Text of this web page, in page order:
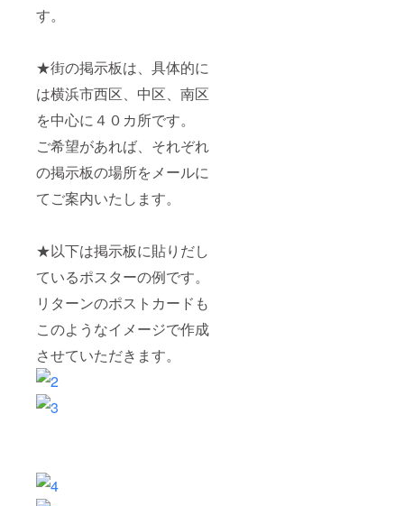
す。
★街の掲示板は、具体的に
は横浜市西区、中区、南区
を中心に４０カ所です。
ご希望があれば、それぞれ
の掲示板の場所をメールに
てご案内いたします。
★以下は掲示板に貼りだし
ているポスターの例です。
リターンのポストカードも
このようなイメージで作成
させていただきます。